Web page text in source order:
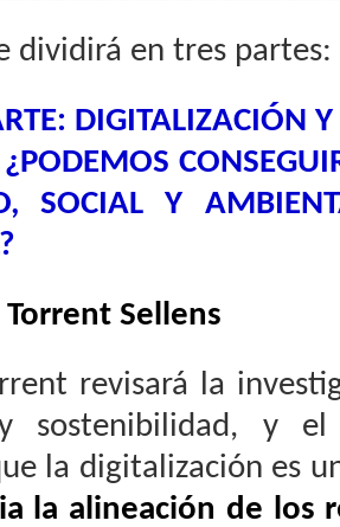
dividirá en tres partes:
DIGITALIZACIÓN
SOCIAL Y
Sellens
revisará la
sostenibilidad, y
la digitalización es
la alineación de los